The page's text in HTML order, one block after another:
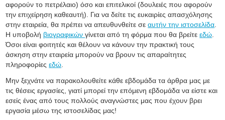
αφορούν το πετρέλαιο) όσο και επιτελικοί (δουλειές που αφορούν
την επιχείρηση καθεαυτή). Για να δείτε τις ευκαιρίες απασχόλησης
στην εταιρεία, θα πρέπει να απευθυνθείτε σεαυτήν την ιστοσελίδα
Η υποβολή βιογραφικώνγίνεται από τη φόρμα που θα βρείτεεδώ
Όσοι είναι φοιτητές και θέλουν να κάνουν την πρακτική τους
άσκηση στην εταιρεία μπορούν να βρουν τις απαραίτητες
πληροφορίεςεδώ
Μην ξεχνάτε να παρακολουθείτε κάθε εβδομάδα τα άρθρα μας με
τις θέσεις εργασίες, γιατί μπορεί την επόμενη εβδομάδα να είστε και
εσείς ένας από τους πολλούς αναγνώστες μας που έχουν βρει
εργασία μέσω της ιστοσελίδας μας!